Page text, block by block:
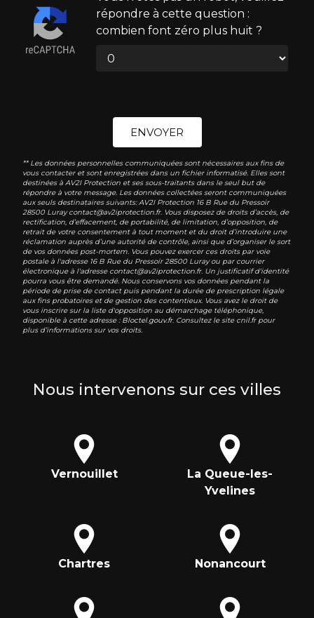
répondre à cette question :
combien font zéro plus huit ?
ENVOYER
** Les données personnelles communiquées sont nécessaires aux fins de
vous contacter et sont enregistrées dans un fichier informatisé. Elles sont
destinées à AV2I Protection et ses sous-traitants dans le seul but de
répondre à votre message. Les données collectées seront communiquées
aux seuls destinataires suivants: AV2I Protection 16 B Rue du Pressoir
28500 Luray contact@av2iprotection.fr. Vous disposez de droits d’accès, de
rectification, d’effacement, de portabilité, de limitation, d’opposition, de
retrait de votre consentement à tout moment et du droit d’introduire une
réclamation auprès d’une autorité de contrôle, ainsi que d’organiser le sort
de vos données post-mortem. Vous pouvez exercer ces droits par voie
postale à l'adresse 16 B Rue du Pressoir 28500 Luray ou par courrier
électronique à l'adresse contact@av2iprotection.fr. Un justificatif d'identité
pourra vous être demandé. Nous conservons vos données pendant la
période de prise de contact puis pendant la durée de prescription légale
aux fins probatoires et de gestion des contentieux. Vous avez le droit de
vous inscrire sur la liste d'opposition au démarchage téléphonique,
disponible à cette adresse : Bloctel.gouv.fr. Consultez le site cnil.fr pour
plus d’informations sur vos droits.
Nous intervenons sur ces villes
Vernouillet
La Queue-les-
Yvelines
Chartres Nonancourt